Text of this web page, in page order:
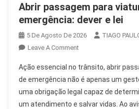
Abrir passagem para
emergência: dever e lei
5 De Agosto De 2026
TIAGO
Leave A CommentOn
Passagem
Para
Viaturas
De
Ação essencial no trânsito, abrir
de emergência não é apenas um
uma obrigação legal capaz de
um atendimento e salvar vidas. Ao